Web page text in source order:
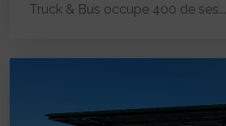
Truck & Bus occupe 400 de ses...